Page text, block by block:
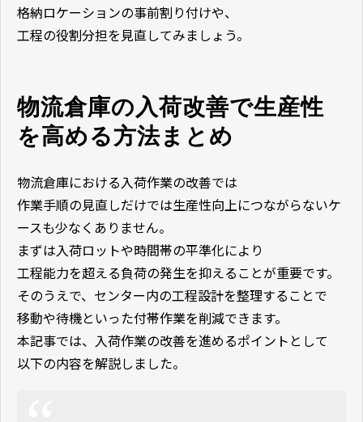
格納ロケーションの事前割り付けや、
工程の役割分担を見直してみましょう。
物流倉庫の入荷改善で生産性
を高める方法まとめ
物流倉庫における入荷作業の改善では
作業手順の見直しだけでは生産性向上につながらないケ
ースも少なくありません。
まずは入荷ロットや時間帯の平準化により
工程能力を超える負荷の発生を抑えることが重要です。
そのうえで、センター内の工程設計を整理することで
移動や待機といった付帯作業を削減できます。
本記事では、入荷作業の改善を進めるポイントとして
以下の内容を解説しました。